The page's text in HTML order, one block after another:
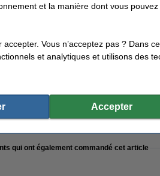
pour craies et panneaux en verre
qui ont également commandé cet article
et la manière dont vous
Vous n’acceptez pas ? Dans
et analytiques et utilisons des
Accepter